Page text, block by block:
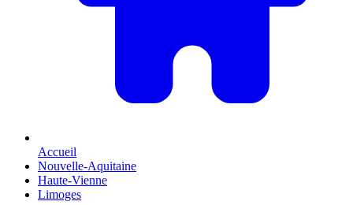
Accueil
Nouvelle-Aquitaine
Haute-Vienne
Limoges